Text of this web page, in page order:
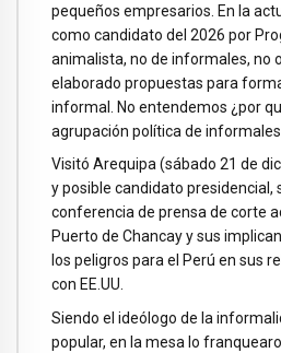
pequeños empresarios. En la
como candidato del 2026 por
animalista, no de informales, no
elaborado propuestas para
informal. No entendemos ¿por
agrupación política de
Visitó Arequipa (sábado 21 de
y posible candidato presidencial,
conferencia de prensa de corte
Puerto de Chancay y sus
los peligros para el Perú en sus
con EE.UU.
Siendo el ideólogo de la
popular, en la mesa lo